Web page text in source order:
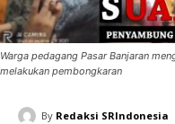
Warga pedagang Pasar Banjaran
melakukan pembongkaran
By Redaksi SRIndonesia